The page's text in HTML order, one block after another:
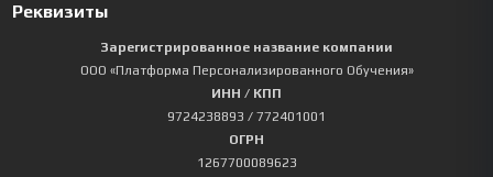
Реквизиты
Зарегистрированное название компании
ООО «Платформа Персонализированного Обучения»
ИНН / КПП
9724238893 / 772401001
ОГРН
1267700089623